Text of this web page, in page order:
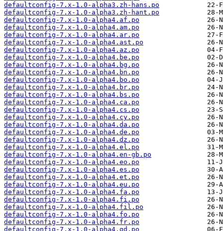
defaultconfig-7.x-1.0-alpha3.zh-hans.po
defaultconfig-7.x-1.0-alpha3.zh-hant.po
defaultconfig-7.x-1.0-alpha4.af.po
defaultconfig-7.x-1.0-alpha4.am.po
defaultconfig-7.x-1.0-alpha4.ar.po
defaultconfig-7.x-1.0-alpha4.ast.po
defaultconfig-7.x-1.0-alpha4.az.po
defaultconfig-7.x-1.0-alpha4.be.po
defaultconfig-7.x-1.0-alpha4.bg.po
defaultconfig-7.x-1.0-alpha4.bn.po
defaultconfig-7.x-1.0-alpha4.bo.po
defaultconfig-7.x-1.0-alpha4.br.po
defaultconfig-7.x-1.0-alpha4.bs.po
defaultconfig-7.x-1.0-alpha4.ca.po
defaultconfig-7.x-1.0-alpha4.cs.po
defaultconfig-7.x-1.0-alpha4.cy.po
defaultconfig-7.x-1.0-alpha4.da.po
defaultconfig-7.x-1.0-alpha4.de.po
defaultconfig-7.x-1.0-alpha4.dz.po
defaultconfig-7.x-1.0-alpha4.el.po
defaultconfig-7.x-1.0-alpha4.en-gb.po
defaultconfig-7.x-1.0-alpha4.eo.po
defaultconfig-7.x-1.0-alpha4.es.po
defaultconfig-7.x-1.0-alpha4.et.po
defaultconfig-7.x-1.0-alpha4.eu.po
defaultconfig-7.x-1.0-alpha4.fa.po
defaultconfig-7.x-1.0-alpha4.fi.po
defaultconfig-7.x-1.0-alpha4.fil.po
defaultconfig-7.x-1.0-alpha4.fo.po
defaultconfig-7.x-1.0-alpha4.fr.po
defaultconfig-7.x-1.0-alpha4.gd.po